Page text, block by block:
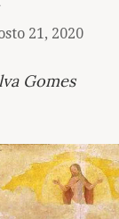
21, 2020
Gomes